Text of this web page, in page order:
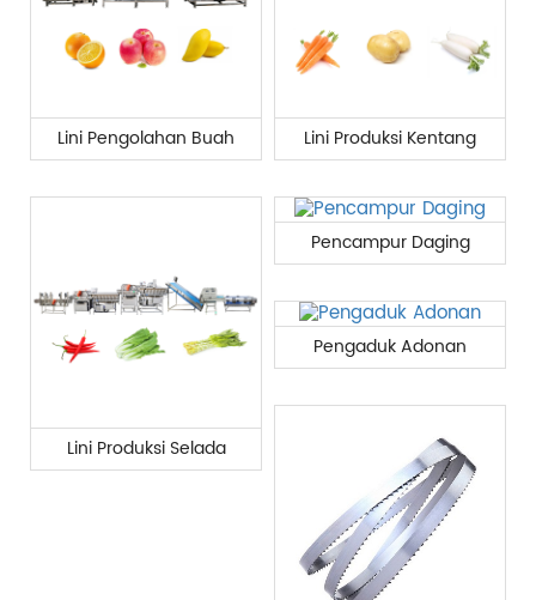
Lini Pengolahan Buah Lini Produksi Kentang
Lini Produksi Selada
Pencampur Daging
Pengaduk Adonan